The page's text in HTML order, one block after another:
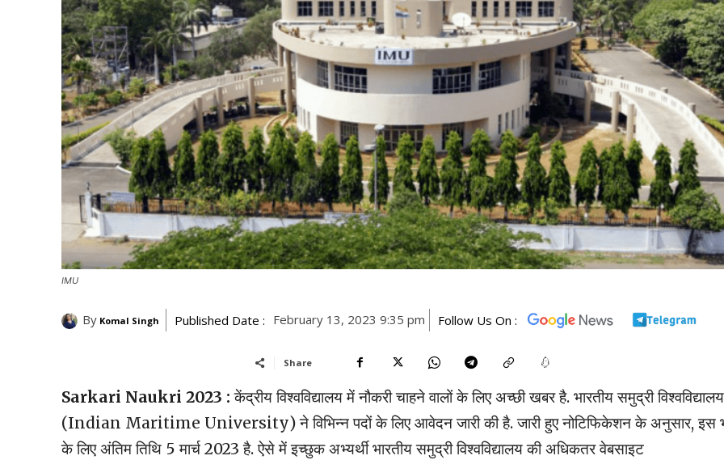
IMU
By Komal Singh Published Date : February 13, 2023 9:35 pm Follow Us On :
Share
Sarkari Naukri 2023 : केंद्रीय विश्वविद्यालय में नौकरी चाहने वालों के लिए अच्छी खबर है. भारतीय समुद्री विश्वविद्यालय
(Indian Maritime University) ने विभिन्न पदों के लिए आवेदन जारी की है. जारी हुए नोटिफिकेशन के अनुसार, इस
के लिए अंतिम तिथि 5 मार्च 2023 है. ऐसे में इच्छुक अभ्यर्थी भारतीय समुद्री विश्वविद्यालय की अधिकतर वेबसाइट